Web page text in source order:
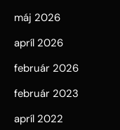
máj 2026
apríl 2026
február 2026
február 2023
apríl 2022